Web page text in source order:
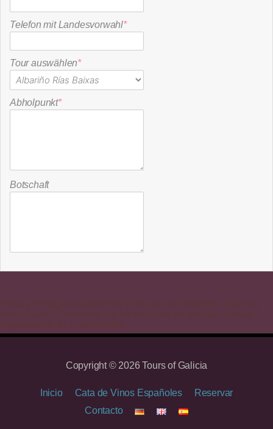
Telefon mit Landesvorwahl*
Tour auswählen*
Abholpunkt*
Botschaft
Copyright © 2026 Tours of Galicia
Inicio Cata de Vinos Españoles
Reservar
Contacto